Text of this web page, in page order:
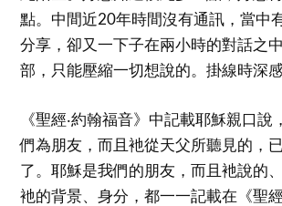
點。中間近20年時間沒有通訊，當中
分享，卻又一下子在兩小時的對話之
部，只能壓縮一切想說的。掛線時深感
《聖經‧約翰福音》中記載耶穌親口
們為朋友，而且衪從天父所聽見的，
了。耶穌是我們的朋友，而且衪說的
衪的背景、身分，都一一記載在《聖